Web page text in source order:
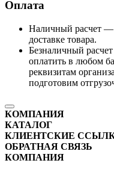
Оплата
Наличный расчет —
доставке товара.
Безналичный
оплатить в любом
реквизитам
подготовим
КОМПАНИЯ
КАТАЛОГ
КЛИЕНТСКИЕ
ОБРАТНАЯ СВЯЗЬ
КОМПАНИЯ